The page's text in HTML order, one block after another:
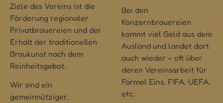
Ziele des Vereins ist die
Förderung regionaler
Privatbrauereien und der
Erhalt der traditionellen
Braukunst nach dem
Reinheitsgebot.
Wir sind ein
gemeinnütziger,
Bei den
Konzernbrauereien
kommt viel Geld aus dem
Ausland und landet dort
auch wieder – oft über
deren Vereinsarbeit für
Formel Eins, FIFA, UEFA,
etc.